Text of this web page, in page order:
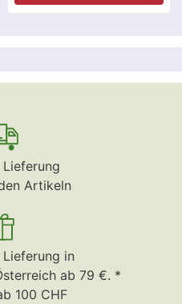
Lieferung
Artikeln
in
ab 79 €. *
100 CHF